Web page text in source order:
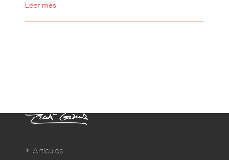
Leer más
Artículos